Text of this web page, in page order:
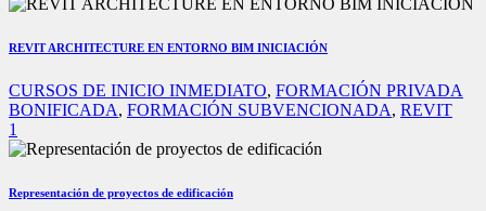
REVIT ARCHITECTURE EN ENTORNO BIM INICIACIÓN
CURSOS DE INICIO INMEDIATO, FORMACIÓN PRIVADA
BONIFICADA, FORMACIÓN SUBVENCIONADA, REVIT
1
Representación de proyectos de edificación